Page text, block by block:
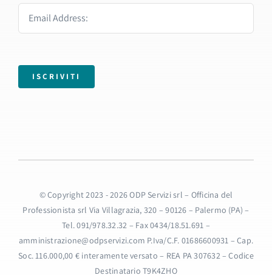
ISCRIVITI
© Copyright 2023 - 2026 ODP Servizi srl – Officina del
Professionista srl Via Villagrazia, 320 – 90126 – Palermo (PA) –
Tel. 091/978.32.32 – Fax 0434/18.51.691 –
amministrazione@odpservizi.com P.Iva/C.F. 01686600931 – Cap.
Soc. 116.000,00 € interamente versato – REA PA 307632 – Codice
Destinatario T9K4ZHO